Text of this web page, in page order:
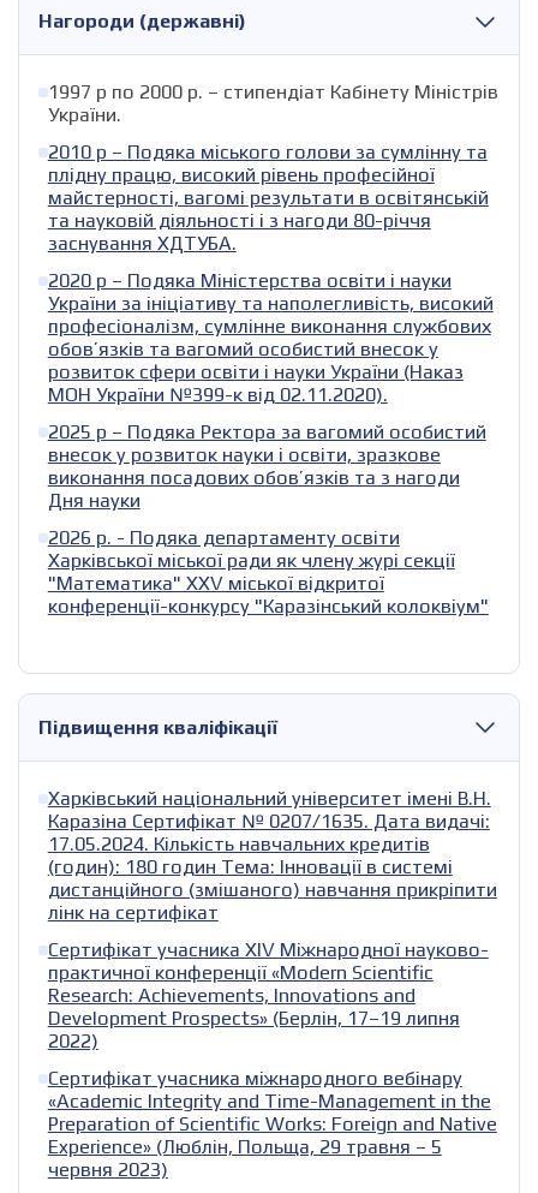
Нагороди (державні)
1997 р по 2000 р. – стипендіат Кабінету Міністрів
України.
2010 р – Подяка міського голови за сумлінну та
плідну працю, високий рівень професійної
майстерності, вагомі результати в освітянській
та науковій діяльності і з нагоди 80-річчя
заснування ХДТУБА.
2020 р – Подяка Міністерства освіти і науки
України за ініціативу та наполегливість, високий
професіоналізм, сумлінне виконання службових
обов’язків та вагомий особистий внесок у
розвиток сфери освіти і науки України (Наказ
МОН України №399-к від 02.11.2020).
2025 р – Подяка Ректора за вагомий особистий
внесок у розвиток науки і освіти, зразкове
виконання посадових обов’язків та з нагоди
Дня науки
2026 р. - Подяка департаменту освіти
Харківської міської ради як члену журі секції
"Математика" XXV міської відкритої
конференції-конкурсу "Каразінський колоквіум"
Підвищення кваліфікації
Харківський національний університет імені В.Н.
Каразіна Сертифікат № 0207/1635. Дата видачі:
17.05.2024. Кількість навчальних кредитів
(годин): 180 годин Тема: Інновації в системі
дистанційного (змішаного) навчання прикріпити
лінк на сертифікат
Сертифікат учасника XIV Міжнародної науково-
практичної конференції «Modern Scientific
Research: Achievements, Innovations and
Development Prospects» (Берлін, 17–19 липня
2022)
Сертифікат учасника міжнародного вебінару
«Academic Integrity and Time-Management in the
Preparation of Scientific Works: Foreign and Native
Experience» (Люблін, Польща, 29 травня – 5
червня 2023)